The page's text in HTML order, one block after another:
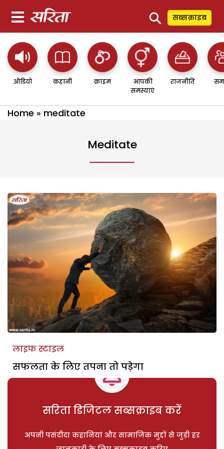
⚲ सब्सक्राइब
ऑडियो कहानी क्राइम
आपकी
समस्याएं
राजनीति
Home » meditate
Meditate
लाइफ स्टाइल
सफलता के लिए तपना तो पड़ेगा
सरिता डिजिटल सब्सक्राइब करें
अपनी पसंदीदा कहानियां और सामाजिक मुद्दों से जुड़ी हर